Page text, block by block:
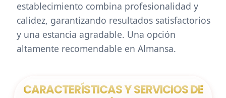
establecimiento combina profesionalidad y
calidez, garantizando resultados satisfactorios
y una estancia agradable. Una opción
altamente recomendable en Almansa.
CARACTERÍSTICAS Y SERVICIOS DE